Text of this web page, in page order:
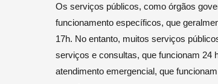
Os serviços públicos, como órgãos
funcionamento específicos, que
17h. No entanto, muitos serviços
serviços e consultas, que funcionam 24
atendimento emergencial, que